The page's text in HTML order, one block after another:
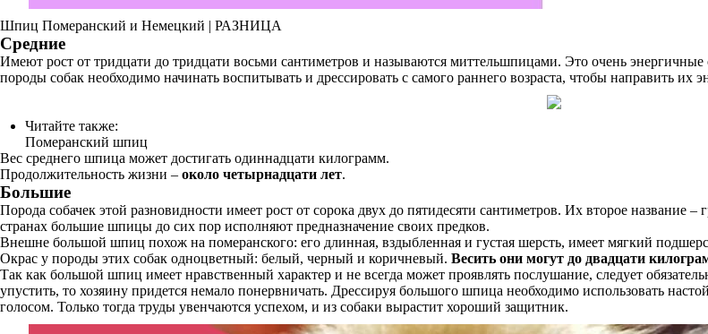
Шпиц Померанский и Немецкий | РАЗНИЦА
Средние
Имеют рост от тридцати до тридцати восьми сантиметров и называются миттельшпицами. Это очень
породы собак необходимо начинать воспитывать и дрессировать с самого раннего возраста, чтобы направить их
Читайте также:
Померанский шпиц
Вес среднего шпица может достигать одиннадцати килограмм.
Продолжительность жизни – около четырнадцати лет.
Большие
Порода собачек этой разновидности имеет рост от сорока двух до пятидесяти сантиметров. Их второе
странах большие шпицы до сих пор исполняют предназначение своих предков.
Внешне большой шпиц похож на померанского: его длинная, вздыбленная и густая шерсть, имеет мягкий
Окрас у породы этих собак одноцветный: белый, черный и коричневый. Весить они могут до двадцати
Так как большой шпиц имеет нравственный характер и не всегда может проявлять послушание, следует
упустить, то хозяину придется немало понервничать. Дрессируя большого шпица необходимо использовать
голосом. Только тогда труды увенчаются успехом, и из собаки вырастит хороший защитник.